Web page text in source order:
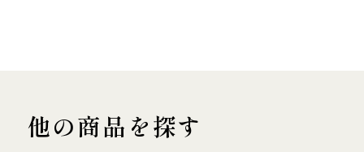
他の商品を探す